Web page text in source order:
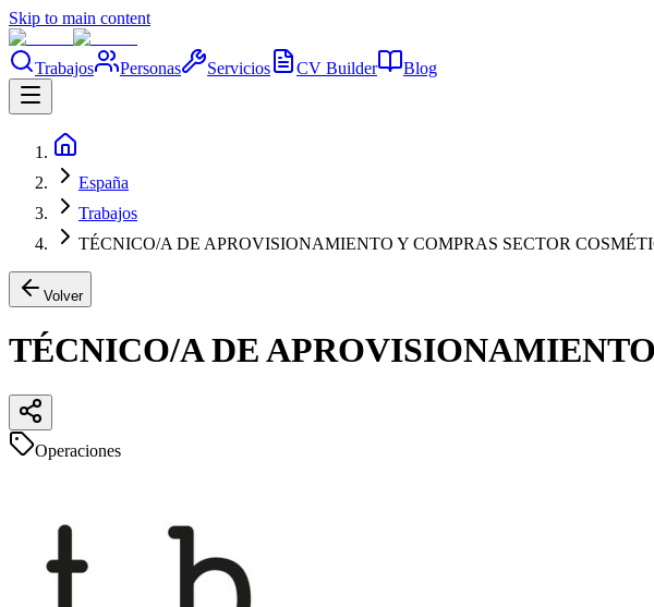
Skip to main content
Trabajos Personas Servicios CV Builder Blog
España
Trabajos
TÉCNICO/A DE APROVISIONAMIENTO Y COMPRAS SECTOR
Volver
TÉCNICO/A DE
Operaciones